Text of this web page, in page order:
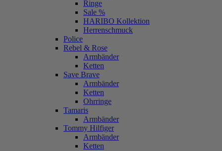
Ringe
Sale %
HARIBO Kollektion
Herrenschmuck
Police
Rebel & Rose
Armbänder
Ketten
Save Brave
Armbänder
Ketten
Ohrringe
Tamaris
Armbänder
Tommy Hilfiger
Armbänder
Ketten